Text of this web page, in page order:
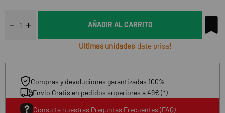
AÑADIR AL CARRITO
Ultimas unidades¡date prisa!
Compras y devoluciones garantizadas 100%
Envio Gratis en pedidos superiores a 49€ (*)
Consulta nuestras Preguntas Frecuentes (FAQ)